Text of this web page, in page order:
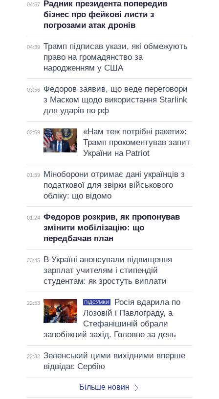
04:57
Радник президента попередив
бізнес про фейкові листи з
погрозами атак дронів
04:39 Трамп підписав укази, які обмежують
право на громадянство за
народженням у США
03:56
Федоров заявив, що веде переговори
з Маском щодо використання Starlink
для ударів по рф
02:59
«Нам теж потрібні ракети»:
Трамп прокоментував запит
України на Patriot
01:59
Міноборони отримає дані українців з
податкової для звірки військового
обліку: що відомо
01:24 Федоров розкрив, як пропонував
змінити мобілізацію: що
передбачав план
23:45
В Україні анонсували підвищення
зарплат учителям і стипендій
студентам: як зростуть виплати
22:53 ПІДСУМКИ
Росія вдарила по
Лозовій і Павлограду, а
Стефанішиній обрали
запобіжний захід. Головне за день
22:32 Зеленський цими вихідними вперше
відвідає Сербію
Більше новин